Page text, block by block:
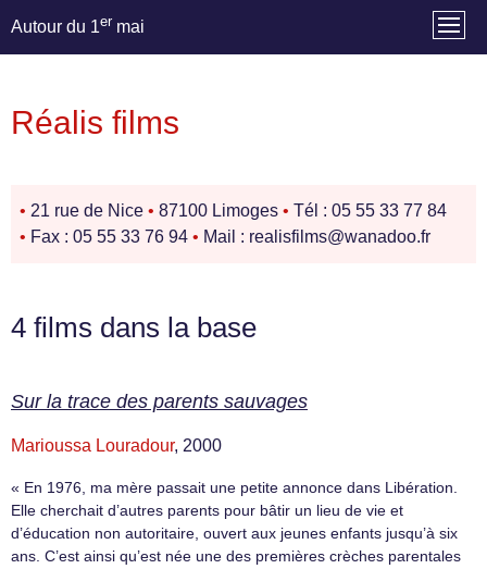
Autour du 1er mai
Réalis films
• 21 rue de Nice • 87100 Limoges • Tél : 05 55 33 77 84
• Fax : 05 55 33 76 94 • Mail : realisfilms@wanadoo.fr
4 films dans la base
Sur la trace des parents sauvages
Marioussa Louradour, 2000
« En 1976, ma mère passait une petite annonce dans Libération.
Elle cherchait d’autres parents pour bâtir un lieu de vie et
d’éducation non autoritaire, ouvert aux jeunes enfants jusqu’à six
ans. C’est ainsi qu’est née une des premières crèches parentales